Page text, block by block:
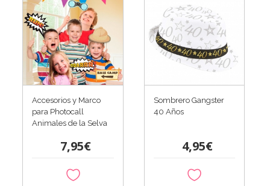
Accesorios y Marco
para Photocall
Animales de la Selva
7,95€
Sombrero Gangster
40 Años
4,95€